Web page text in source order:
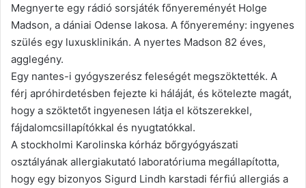
Megnyerte egy rádió sorsjáték főnyereményét Holge
Madson, a dániai Odense lakosa. A főnyeremény: ingyenes
szülés egy luxusklinikán. A nyertes Madson 82 éves,
agglegény.
Egy nantes-i gyógyszerész feleségét megszöktették. A
férj apróhirdetésben fejezte ki háláját, és kötelezte magát,
hogy a szöktetőt ingyenesen látja el kötszerekkel,
fájdalomcsillapítókkal és nyugtatókkal.
A stockholmi Karolinska kórház bőrgyógyászati
osztályának allergiakutató laboratóriuma megállapította,
hogy egy bizonyos Sigurd Lindh karstadi férfiú allergiás a